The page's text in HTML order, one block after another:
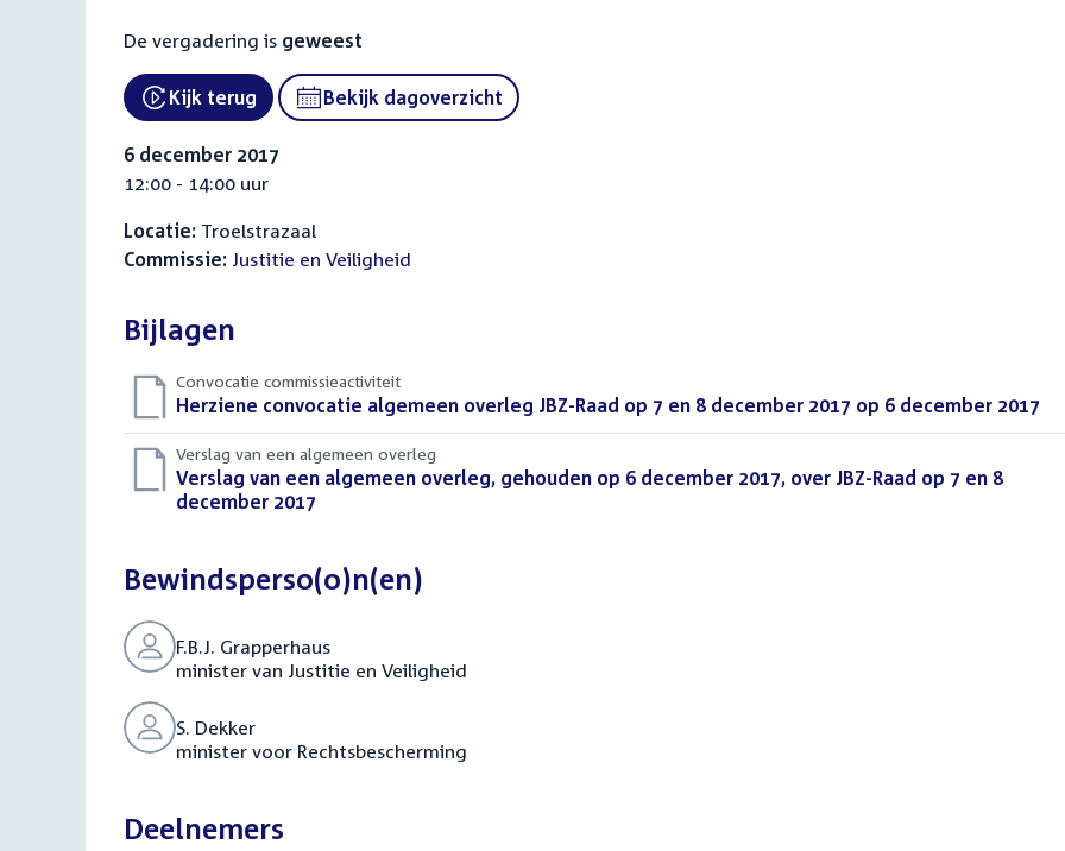
De vergadering is geweest
External link:
Kijk terug Bekijk dagoverzicht
6 december 2017
12:00 - 14:00 uur
Locatie: Troelstrazaal
Commissie: Justitie en Veiligheid
Bijlagen
Convocatie commissieactiviteit
Download
bestand:
Herziene convocatie algemeen overleg JBZ-Raad op 7 en 8 december 2017 op 6 december 2017
Verslag van een algemeen overleg
Download
bestand:
Verslag van een algemeen overleg, gehouden op 6 december 2017, over JBZ-Raad op 7 en 8
december 2017
Bewindsperso(o)n(en)
F.B.J. Grapperhaus
minister van Justitie en Veiligheid
S. Dekker
minister voor Rechtsbescherming
Deelnemers